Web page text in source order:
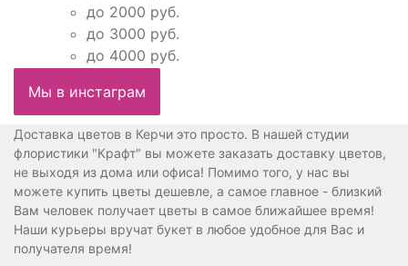
до 2000 руб.
до 3000 руб.
до 4000 руб.
Мы в инстаграм
Доставка цветов в Керчи это просто. В нашей студии
флористики "Крафт" вы можете заказать доставку цветов,
не выходя из дома или офиса! Помимо того, у нас вы
можете купить цветы дешевле, а самое главное - близкий
Вам человек получает цветы в самое ближайшее время!
Наши курьеры вручат букет в любое удобное для Вас и
получателя время!